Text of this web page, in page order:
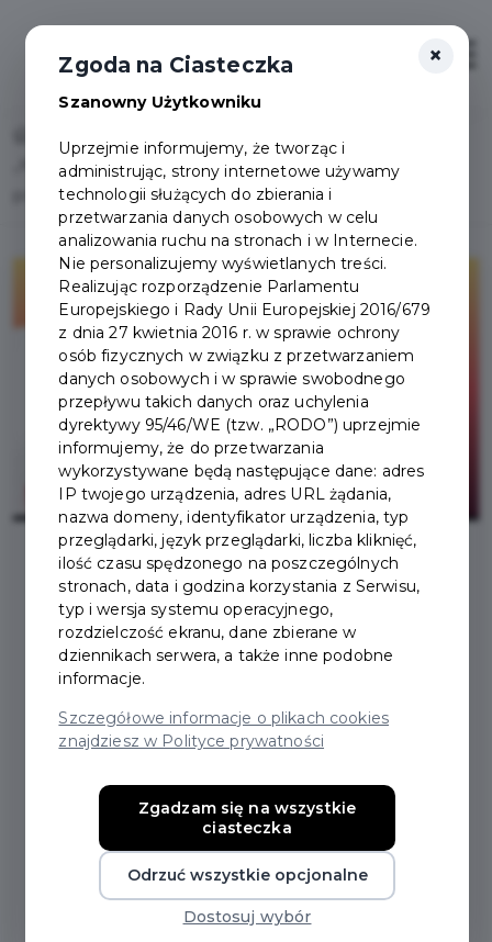
„Książki zaklęte w Lego” – powiatowy konkurs dla
przedszkolaków i uczniów
2026-04-03
„KSIĄŻKI ZAKLĘTE W
LEGO” – POWIATOWY
KONKURS DLA
PRZEDSZKOLAKÓW I
UCZNIÓW
Powiatowa i Miejska Biblioteka Publiczna w Pruszczu
×
Zgoda na Ciasteczka
Szanowny Użytkowniku
Uprzejmie informujemy, że tworząc i
administrując, strony internetowe używamy
technologii służących do zbierania i
przetwarzania danych osobowych w celu
analizowania ruchu na stronach i w Internecie.
Nie personalizujemy wyświetlanych treści.
Realizując rozporządzenie Parlamentu
Europejskiego i Rady Unii Europejskiej 2016/679
z dnia 27 kwietnia 2016 r. w sprawie ochrony
osób fizycznych w związku z przetwarzaniem
danych osobowych i w sprawie swobodnego
przepływu takich danych oraz uchylenia
dyrektywy 95/46/WE (tzw. „RODO”) uprzejmie
informujemy, że do przetwarzania
wykorzystywane będą następujące dane: adres
IP twojego urządzenia, adres URL żądania,
nazwa domeny, identyfikator urządzenia, typ
przeglądarki, język przeglądarki, liczba kliknięć,
ilość czasu spędzonego na poszczególnych
stronach, data i godzina korzystania z Serwisu,
typ i wersja systemu operacyjnego,
rozdzielczość ekranu, dane zbierane w
dziennikach serwera, a także inne podobne
informacje.
Szczegółowe informacje o plikach cookies
znajdziesz w Polityce prywatności
Zgadzam się na wszystkie
ciasteczka
Odrzuć wszystkie opcjonalne
Dostosuj wybór